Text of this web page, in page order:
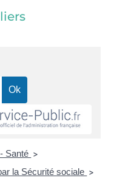
Santé >
la Sécurité sociale >